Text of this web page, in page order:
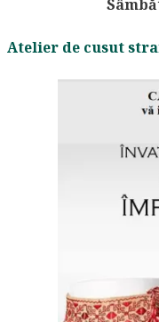
Atelier de cusut